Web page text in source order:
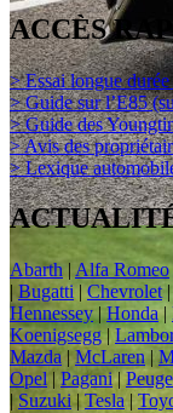
ACCÈS
> Essai longue
> Guide sur l’E85
> Guide des
> Avis des
> Lexique
Abarth | Alfa Romeo
| Bugatti|Chevrolet|
Hennessey| Honda|
Koenigsegg|
Mazda |McLaren|
Opel | Pagani|
| Suzuki|Tesla|